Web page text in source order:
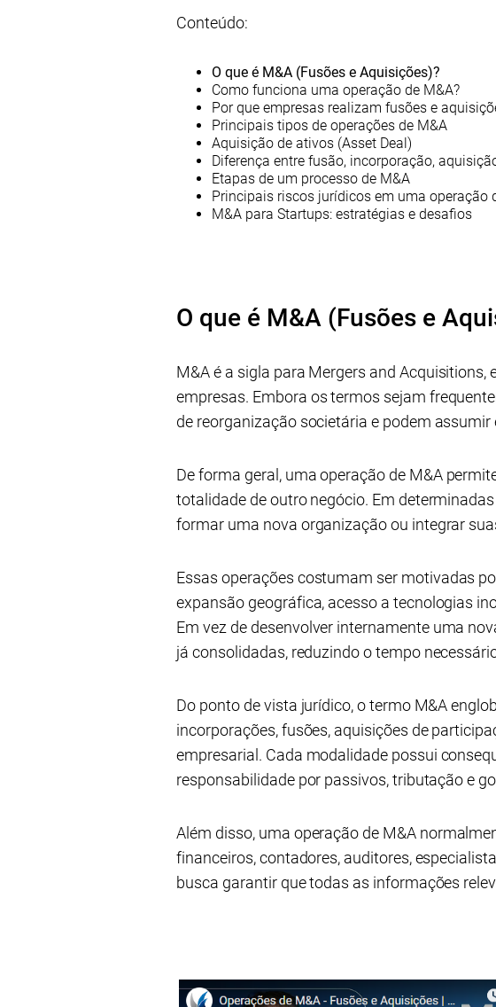
Conteúdo:
O que é M&A (Fusões e Aquisições)?
Como funciona uma operação de M&A?
Por que empresas realizam fusões e
Principais tipos de operações de M&A
Aquisição de ativos (Asset Deal)
Diferença entre fusão, incorporação,
Etapas de um processo de M&A
Principais riscos jurídicos em uma operação
M&A para Startups: estratégias e desafios
O que é M&A (Fusões e
M&A é a sigla para Mergers and
empresas. Embora os termos sejam
de reorganização societária e podem
De forma geral, uma operação de M&A
totalidade de outro negócio. Em
formar uma nova organização ou integrar
Essas operações costumam ser motivadas
expansão geográfica, acesso a tecnologias
Em vez de desenvolver internamente uma
já consolidadas, reduzindo o tempo
Do ponto de vista jurídico, o termo M&A
incorporações, fusões, aquisições de
empresarial. Cada modalidade possui
responsabilidade por passivos, tributação e
Além disso, uma operação de M&A
financeiros, contadores, auditores,
busca garantir que todas as informações